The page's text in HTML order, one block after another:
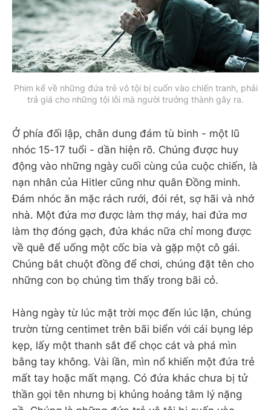
Phim kể về những đứa trẻ vô tội bị cuốn vào chiến tranh, phải
trả giá cho những tội lỗi mà người trưởng thành gây ra.
Ở phía đối lập, chân dung đám tù binh - một lũ
nhóc 15-17 tuổi - dần hiện rõ. Chúng được huy
động vào những ngày cuối cùng của cuộc chiến, là
nạn nhân của Hitler cũng như quân Đồng minh.
Đám nhóc ăn mặc rách rưới, đói rét, sợ hãi và nhớ
nhà. Một đứa mơ được làm thợ máy, hai đứa mơ
làm thợ đóng gạch, đứa khác nữa chỉ mong được
về quê để uống một cốc bia và gặp một cô gái.
Chúng bắt chuột đồng để chơi, chúng đặt tên cho
những con bọ chúng tìm thấy trong bãi cỏ.
Hàng ngày từ lúc mặt trời mọc đến lúc lặn, chúng
trườn từng centimet trên bãi biển với cái bụng lép
kẹp, lấy một thanh sắt để chọc cát và phá mìn
bằng tay không. Vài lần, mìn nổ khiến một đứa trẻ
mất tay hoặc mất mạng. Có đứa khác chưa bị tử
thần gọi tên nhưng bị khủng hoảng tâm lý nặng